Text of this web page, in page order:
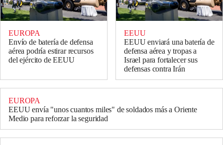
EUROPA
Envío de batería de defensa
aérea podría estirar recursos
del ejército de EEUU
EEUU
EEUU enviará una batería de
defensa aérea y tropas a
Israel para fortalecer sus
defensas contra Irán
EUROPA
EEUU envía "unos cuantos miles" de soldados más a Oriente
Medio para reforzar la seguridad